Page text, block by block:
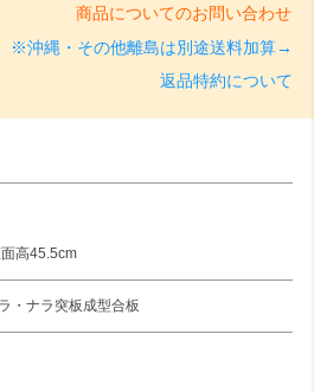
商品についてのお問い合わせ
※沖縄・その他離島は別途送料加算→
返品特約について
高45.5cm
・ナラ突板成型合板